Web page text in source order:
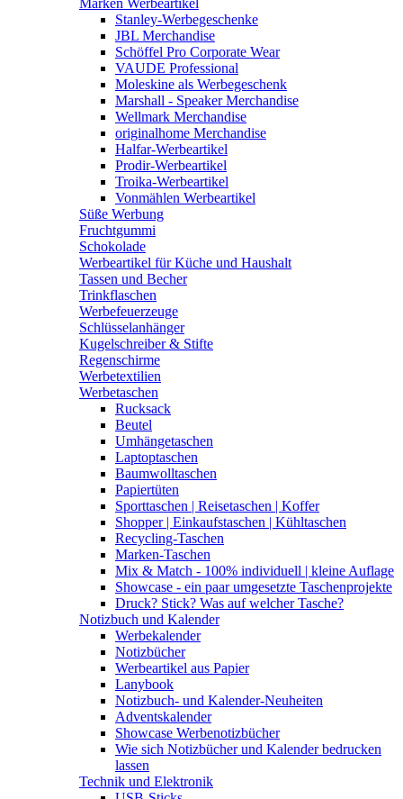
Marken Werbeartikel
Stanley-Werbegeschenke
JBL Merchandise
Schöffel Pro Corporate Wear
VAUDE Professional
Moleskine als Werbegeschenk
Marshall - Speaker Merchandise
Wellmark Merchandise
originalhome Merchandise
Halfar-Werbeartikel
Prodir-Werbeartikel
Troika-Werbeartikel
Vonmählen Werbeartikel
Süße Werbung
Fruchtgummi
Schokolade
Werbeartikel für Küche und Haushalt
Tassen und Becher
Trinkflaschen
Werbefeuerzeuge
Schlüsselanhänger
Kugelschreiber & Stifte
Regenschirme
Werbetextilien
Werbetaschen
Rucksack
Beutel
Umhängetaschen
Laptoptaschen
Baumwolltaschen
Papiertüten
Sporttaschen | Reisetaschen | Koffer
Shopper | Einkaufstaschen | Kühltaschen
Recycling-Taschen
Marken-Taschen
Mix & Match - 100% individuell | kleine Auflage
Showcase - ein paar umgesetzte Taschenprojekte
Druck? Stick? Was auf welcher Tasche?
Notizbuch und Kalender
Werbekalender
Notizbücher
Werbeartikel aus Papier
Lanybook
Notizbuch- und Kalender-Neuheiten
Adventskalender
Showcase Werbenotizbücher
Wie sich Notizbücher und Kalender bedrucken
lassen
Technik und Elektronik